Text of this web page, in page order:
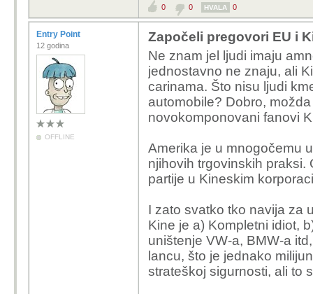
0 0 HVALA 0
Entry Point
12 godina
OFFLINE
Započeli pregovori EU i
Ne znam jel ljudi imaju
jednostavno ne znaju, ali
carinama. Što nisu ljudi
automobile? Dobro,
novokomponovani fanovi
Amerika je u mnogočemu
njihovih trgovinskih praksi.
partije u Kineskim
I zato svatko tko navija za
Kine je a) Kompletni idiot,
uništenje VW-a, BMW-a
lancu, što je jednako
strateškoj sigurnosti, ali to